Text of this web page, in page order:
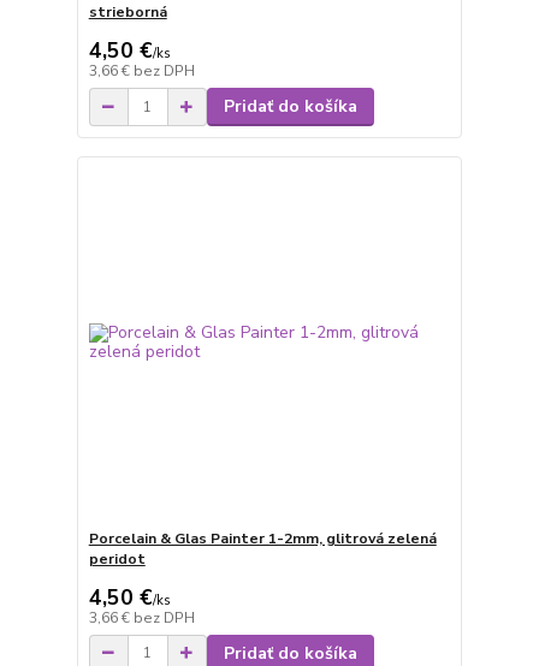
strieborná
4,50 €/ks
3,66 € bez DPH
Pridať do košíka
Porcelain & Glas Painter 1-2mm, glitrová zelená
peridot
4,50 €/ks
3,66 € bez DPH
Pridať do košíka